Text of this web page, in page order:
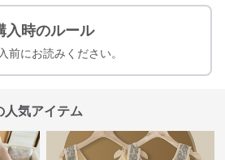
入時のルール
前にお読みください。
人気アイテム